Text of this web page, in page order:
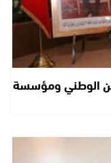
الوطني ومؤسسة